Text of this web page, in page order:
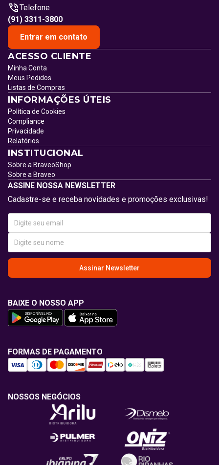
Telefone
(91) 3311-3800
Entrar em contato
ACESSO CLIENTE
Minha Conta
Meus Pedidos
Listas de Compras
INFORMAÇÕES ÚTEIS
Política de Cookies
Compliance
Privacidade
Relatórios
INSTITUCIONAL
Sobre a BraveoShop
Sobre a Braveo
ASSINE NOSSA NEWSLETTER
Cadastre-se e receba novidades e promoções exclusivas!
Assinar Newsletter
BAIXE O NOSSO APP
FORMAS DE PAGAMENTO
NOSSOS NEGÓCIOS